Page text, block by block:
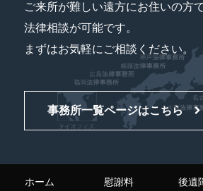
ご来所が難しい遠方にお住いの方
法律相談が可能です。
まずはお気軽にご相談ください。
事務所一覧ページはこちら
ホーム 慰謝料 後遺